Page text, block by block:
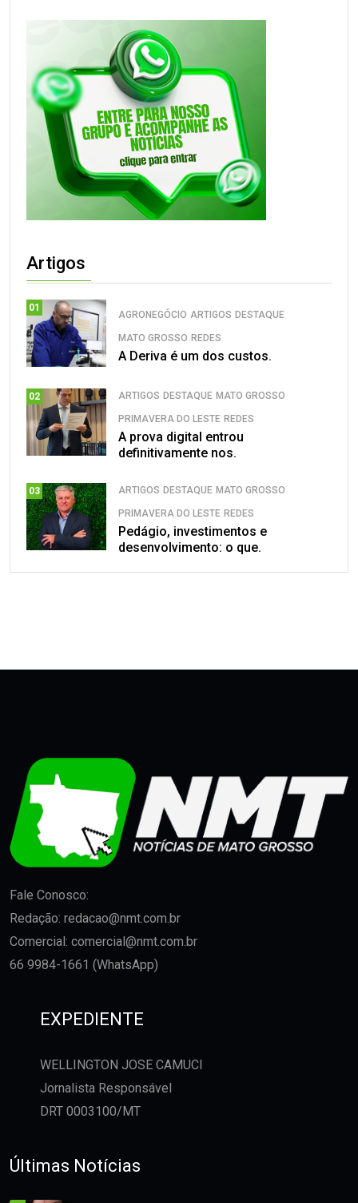
Artigos
01
AGRONEGÓCIO ARTIGOS DESTAQUE
MATO GROSSO REDES
A Deriva é um dos custos.
02 ARTIGOS DESTAQUE MATO GROSSO
PRIMAVERA DO LESTE REDES
A prova digital entrou
definitivamente nos.
03 ARTIGOS DESTAQUE MATO GROSSO
PRIMAVERA DO LESTE REDES
Pedágio, investimentos e
desenvolvimento: o que.
Fale Conosco:
Redação: redacao@nmt.com.br
Comercial: comercial@nmt.com.br
66 9984-1661 (WhatsApp)
EXPEDIENTE
WELLINGTON JOSE CAMUCI
Jornalista Responsável
DRT 0003100/MT
Últimas Notícias